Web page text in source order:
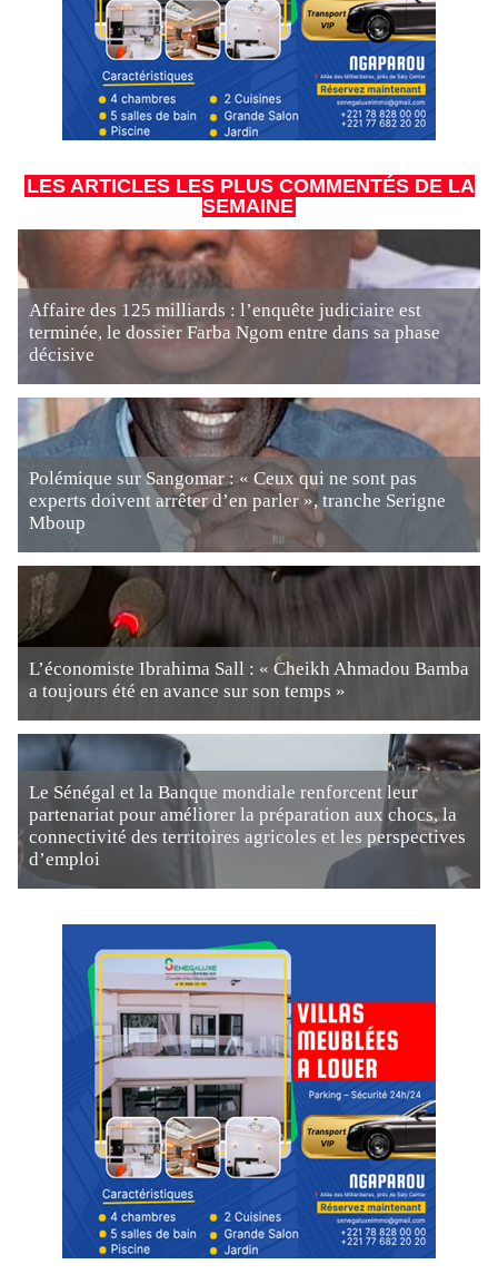
LES ARTICLES LES PLUS COMMENTÉS DE LA
SEMAINE
Affaire des 125 milliards : l’enquête judiciaire est
terminée, le dossier Farba Ngom entre dans sa phase
décisive
Polémique sur Sangomar : « Ceux qui ne sont pas
experts doivent arrêter d’en parler », tranche Serigne
Mboup
L’économiste Ibrahima Sall : « Cheikh Ahmadou Bamba
a toujours été en avance sur son temps »
Le Sénégal et la Banque mondiale renforcent leur
partenariat pour améliorer la préparation aux chocs, la
connectivité des territoires agricoles et les perspectives
d’emploi